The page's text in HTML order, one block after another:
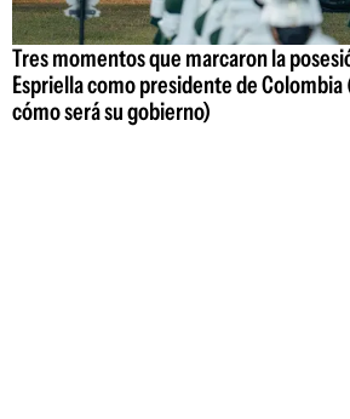
Tres momentos que marcaron la
Espriella como presidente de Colombia
cómo será su gobierno)